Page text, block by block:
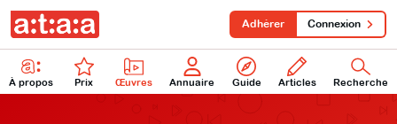
À propos Prix Œuvres Annuaire Guide Articles Recherche
Adhérer Connexion